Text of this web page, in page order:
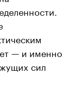
— и именно
сил